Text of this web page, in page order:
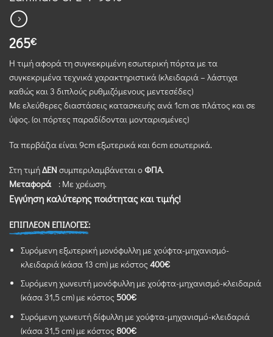
265€
Η τιμή αφορά τη συγκεκριμένη εσωτερική πόρτα με τα
συγκεκριμένα τεχνικά χαρακτηριστικά (κλειδαριά – λάστιχα
καθώς και 3 διπλούς ρυθμιζόμενους μεντεσέδες)
Με ελεύθερες διαστάσεις κατασκευής ανά 1cm σε πλάτος και σε
ύψος. (οι πόρτες παραδίδονται μονταρισμένες)
Τα περβάζια είναι 9cm εξωτερικά και 6cm εσωτερικά.
Στη τιμήΔΕΝ συμπεριλαμβάνεται οΦΠΑ.
Μεταφορά : Με χρέωση.
Εγγύηση καλύτερης ποιότητας και τιμής!
ΕΠΙΠΛΕΟΝ ΕΠΙΛΟΓΕΣ:
Συρόμενη εξωτερική μονόφυλλη με χούφτα-μηχανισμό-
κλειδαριά (κάσα 13 cm) με κόστος 400€
Συρόμενη χωνευτή μονόφυλλη με χούφτα-μηχανισμό-κλειδαριά
(κάσα 31,5 cm) με κόστος 500€
Συρόμενη χωνευτή δίφυλλη με χούφτα-μηχανισμό-κλειδαριά
(κάσα 31,5 cm) με κόστος 800€